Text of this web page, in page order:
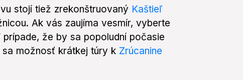
stojí tiež zrekonštruovaný Kaštieľ
Ak vás zaujíma vesmír, vyberte
prípade, že by sa popoludní počasie
možnosť krátkej túry k Zrúcanine